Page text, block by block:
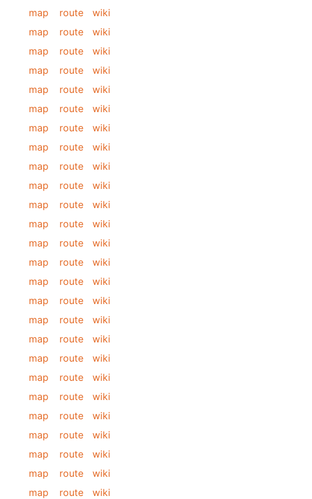
map route
wiki
map route
wiki
map route
wiki
map route
wiki
map route
wiki
map route
wiki
map route
wiki
map route
wiki
map route
wiki
map route
wiki
map route
wiki
map route
wiki
map route
wiki
map route
wiki
map route
wiki
map route
wiki
map route
wiki
map route
wiki
map route
wiki
map route
wiki
map route
wiki
map route
wiki
map route
wiki
map route
wiki
map route
wiki
map route wiki